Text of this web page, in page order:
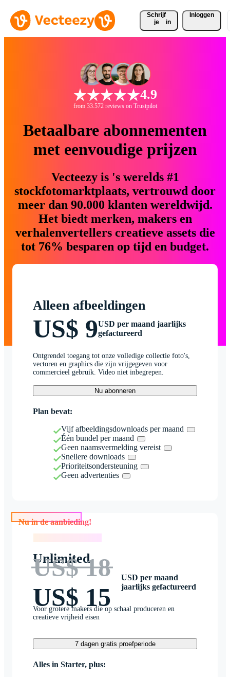
Schrijf
je
in
Inloggen
4.9
from 33.572 reviews on Trustpilot
Betaalbare abonnementen
met eenvoudige prijzen
Vecteezy is 's werelds #1
stockfotomarktplaats, vertrouwd door
meer dan 90.000 klanten wereldwijd.
Het biedt merken, makers en
verhalenvertellers creatieve assets die
tot 76% besparen op tijd en budget.
Alleen afbeeldingen
US$ 9USD per maand jaarlijks
gefactureerd
Ontgrendel toegang tot onze volledige collectie foto's,
vectoren en graphics die zijn vrijgegeven voor
commercieel gebruik. Video niet inbegrepen.
Nu abonneren
Plan bevat:
Vijf afbeeldingsdownloads per maand
Één bundel per maand
Geen naamsvermelding vereist
Snellere downloads
Prioriteitsondersteuning
Geen advertenties
Nu in de aanbieding!
Unlimited
US$ 18
US$ 15
USD per maand
jaarlijks gefactureerd
Voor grotere makers die op schaal produceren en
creatieve vrijheid eisen
7 dagen gratis proefperiode
Alles in Starter, plus: